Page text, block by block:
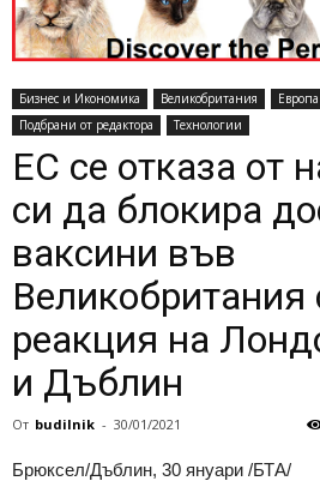
Бизнес и Икономика Великобритания Европа
Подбрани от редактора
Технологии
ЕС се отказа от
си да блокира
ваксини във
Великобритания
реакция на
и Дъблин
От budilnik - 30/01/2021
Брюксел/Дъблин, 30 януари /БТА/